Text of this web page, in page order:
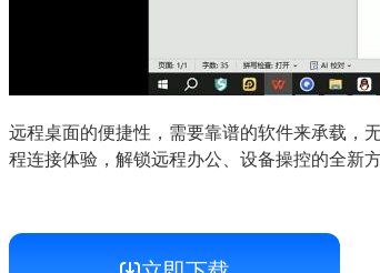
远程桌面的便捷性，需要靠谱的软件来承载，
程连接体验，解锁远程办公、设备操控的全新方